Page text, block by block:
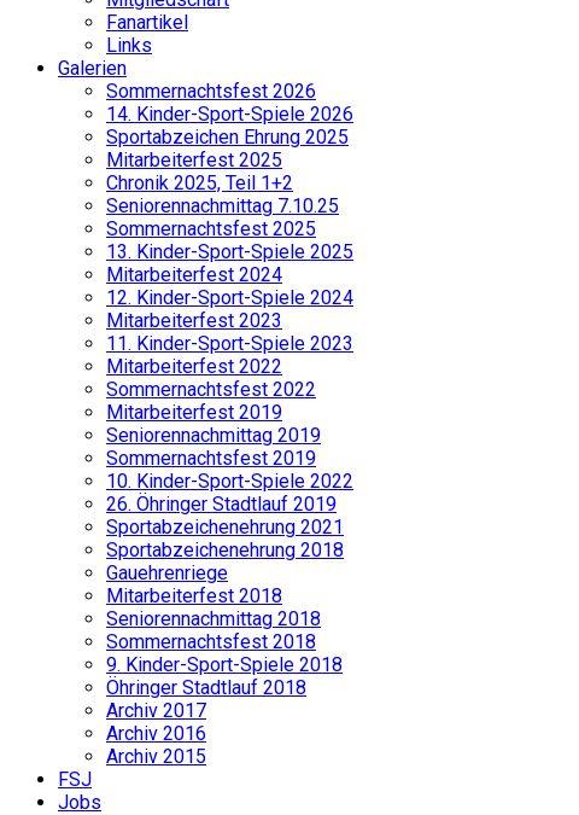
Fanartikel
Links
Galerien
Sommernachtsfest 2026
14. Kinder-Sport-Spiele 2026
Sportabzeichen Ehrung 2025
Mitarbeiterfest 2025
Chronik 2025, Teil 1+2
Seniorennachmittag 7.10.25
Sommernachtsfest 2025
13. Kinder-Sport-Spiele 2025
Mitarbeiterfest 2024
12. Kinder-Sport-Spiele 2024
Mitarbeiterfest 2023
11. Kinder-Sport-Spiele 2023
Mitarbeiterfest 2022
Sommernachtsfest 2022
Mitarbeiterfest 2019
Seniorennachmittag 2019
Sommernachtsfest 2019
10. Kinder-Sport-Spiele 2022
26. Öhringer Stadtlauf 2019
Sportabzeichenehrung 2021
Sportabzeichenehrung 2018
Gauehrenriege
Mitarbeiterfest 2018
Seniorennachmittag 2018
Sommernachtsfest 2018
9. Kinder-Sport-Spiele 2018
Öhringer Stadtlauf 2018
Archiv 2017
Archiv 2016
Archiv 2015
FSJ
Jobs